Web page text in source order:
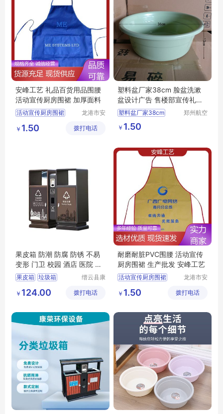
安峰工艺 礼品百货用品围腰
活动宣传厨房围裙 加厚面料
活动宣传厨房围裙
印字工作服围裙
龙港市安
品厂（个
￥ 1.50 拨打电话
塑料盆厂家38cm 脸盆洗漱
盆设计广告 售楼部宣传礼品
摆地摊
塑料盆厂家38cm
脸盆洗漱盆设计广告
售楼部宣传礼品摆地摊
郑州航空
￥ 1.50
果皮箱 防潮 防腐 防锈 不易
变形 门卫 校园 酒店 医院 坚
固耐用
果皮箱 垃圾箱
不锈钢垃圾箱
缙云县康
备有限公
￥ 124.00 拨打电话
耐磨耐脏PVC围腰 活动宣传
厨房围裙 生产批发 安峰工艺
活动宣传厨房围裙
一次性涤纶火锅围裙
餐饮家用厨房围裙
龙港市安
品厂（个
￥ 1.50 拨打电话